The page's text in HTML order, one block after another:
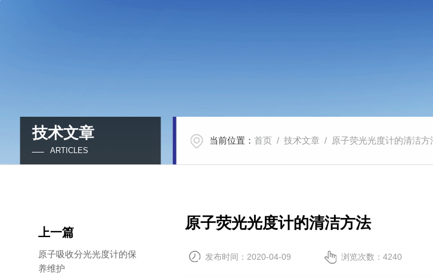
技术文章
ARTICLES
当前位置： 首页 / 技术文章 / 原子荧光光度计的清洁方
原子荧光光度计的清洁方法
发布时间：2020-04-09 浏览次数：4240
上一篇
原子吸收分光光度计的保
养维护